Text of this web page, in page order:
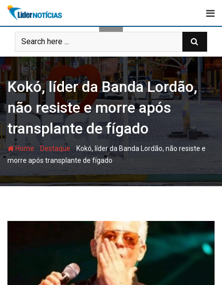
Skip
content
Kokó, líder da Banda Lordão,
não resiste e morre após
transplante de fígado
Home - Destaque - Kokó, líder da Banda Lordão, não resiste e
morre após transplante de fígado